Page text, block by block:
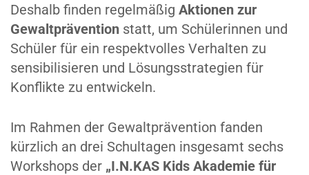
Deshalb finden regelmäßig Aktionen zur
Gewaltprävention statt, um Schülerinnen und
Schüler für ein respektvolles Verhalten zu
sensibilisieren und Lösungsstrategien für
Konflikte zu entwickeln.
Im Rahmen der Gewaltprävention fanden
kürzlich an drei Schultagen insgesamt sechs
Workshops der „I.N.KAS Kids Akademie für